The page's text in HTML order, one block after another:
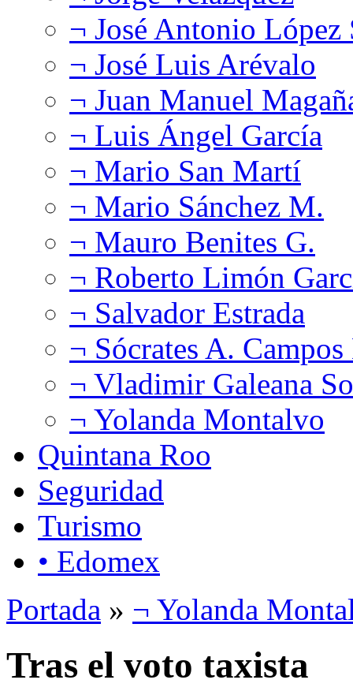
¬ José Antonio López
¬ José Luis Arévalo
¬ Juan Manuel
¬ Luis Ángel García
¬ Mario San Martí
¬ Mario Sánchez M.
¬ Mauro Benites G.
¬ Roberto Limón
¬ Salvador Estrada
¬ Sócrates A.
¬ Vladimir Galeana
¬ Yolanda Montalvo
Quintana Roo
Seguridad
Turismo
• Edomex
Portada » ¬ Yolanda
Tras el voto taxista